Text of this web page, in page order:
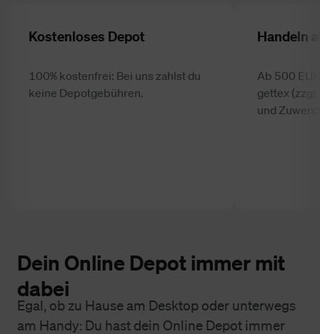
Kostenloses Depot
100% kostenfrei: Bei uns zahlst du
keine Depotgebühren.
Handeln
Ab 500
gettex
und
Dein Online Depot immer mit
dabei
Egal, ob zu Hause am Desktop oder unterwegs
am Handy: Du hast dein Online Depot immer